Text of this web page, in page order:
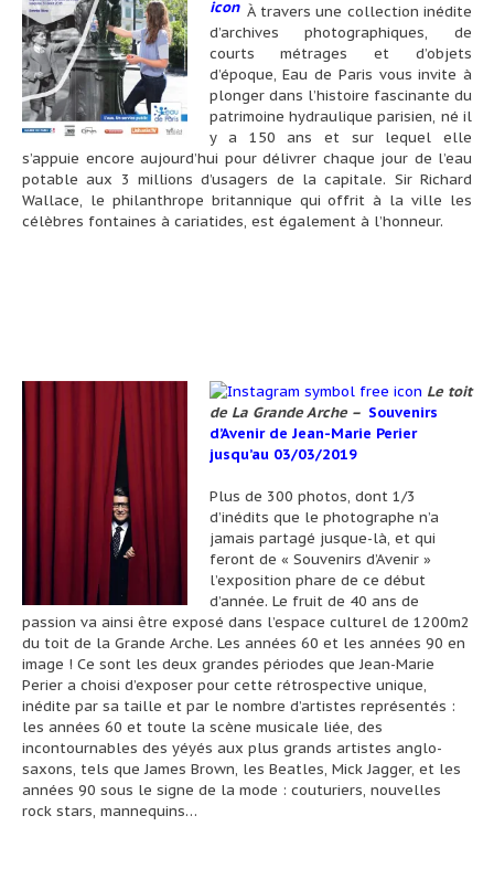
À travers une collection inédite
d’archives photographiques, de
courts métrages et d’objets
d’époque, Eau de Paris vous invite à
plonger dans l’histoire fascinante du
patrimoine hydraulique parisien, né il
y a 150 ans et sur lequel elle
s’appuie encore aujourd’hui pour délivrer chaque jour de l’eau
potable aux 3 millions d’usagers de la capitale. Sir Richard
Wallace, le philanthrope britannique qui offrit à la ville les
célèbres fontaines à cariatides, est également à l’honneur.
Le toit
de La Grande Arche– Souvenirs
d’Avenir de Jean-Marie Perier
jusqu’au 03/03/2019
Plus de 300 photos, dont 1/3
d’inédits que le photographe n’a
jamais partagé jusque-là, et qui
feront de « Souvenirs d’Avenir »
l’exposition phare de ce début
d’année. Le fruit de 40 ans de
passion va ainsi être exposé dans l’espace culturel de 1200m2
du toit de la Grande Arche. Les années 60 et les années 90 en
image ! Ce sont les deux grandes périodes que Jean-Marie
Perier a choisi d’exposer pour cette rétrospective unique,
inédite par sa taille et par le nombre d’artistes représentés :
les années 60 et toute la scène musicale liée, des
incontournables des yéyés aux plus grands artistes anglo-
saxons, tels que James Brown, les Beatles, Mick Jagger, et les
années 90 sous le signe de la mode : couturiers, nouvelles
rock stars, mannequins…